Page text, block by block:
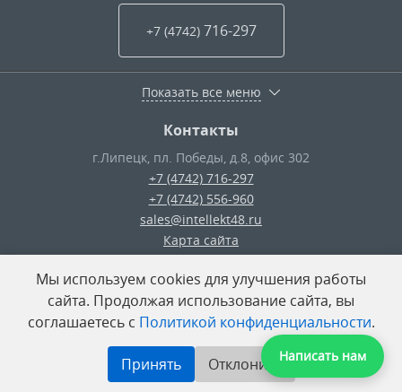
+7 (4742) 716-297
Показать все меню
Контакты
г.Липецк пл. Победы, д.8, офис 302
+7 (4742) 716-297
+7 (4742) 556-960
sales@intellekt48.ru
Карта сайта
© ООО «Интеллект-Плюс»— 2026
Поделиться:
Разработка сайта —«Unika»’18
Система управления сайтом—UMI-CMS
Написать нам
Мы используем cookies для улучшения работы
сайта. Продолжая использование сайта, вы
соглашаетесь с Политикой конфиденциальности.
Принять Отклонить